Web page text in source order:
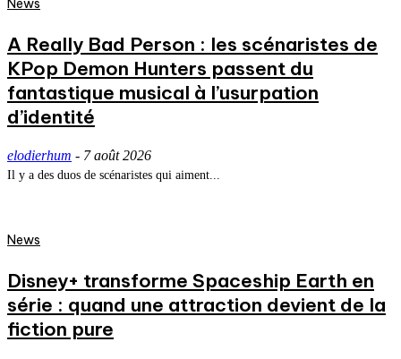
News
A Really Bad Person : les scénaristes de
KPop Demon Hunters passent du
fantastique musical à l’usurpation
d’identité
elodierhum - 7 août 2026
Il y a des duos de scénaristes qui aiment...
News
Disney+ transforme Spaceship Earth en
série : quand une attraction devient de la
fiction pure